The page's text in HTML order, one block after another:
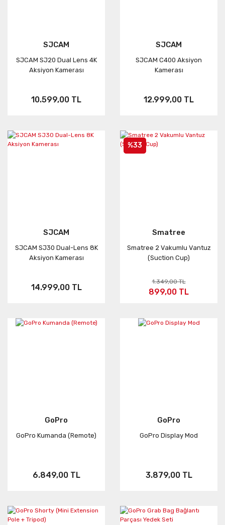
SJCAM
SJCAM SJ20 Dual Lens 4K
Aksiyon Kamerası
10.599,00 TL
SJCAM
SJCAM C400 Aksiyon
Kamerası
12.999,00 TL
SJCAM
SJCAM SJ30 Dual-Lens 8K
Aksiyon Kamerası
14.999,00 TL
%33
Smatree
Smatree 2 Vakumlu Vantuz
(Suction Cup)
1.349,00 TL
899,00 TL
GoPro
GoPro Kumanda (Remote)
6.849,00 TL
GoPro
GoPro Display Mod
3.879,00 TL